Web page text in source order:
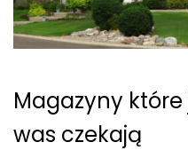
Magazyny
was czekają